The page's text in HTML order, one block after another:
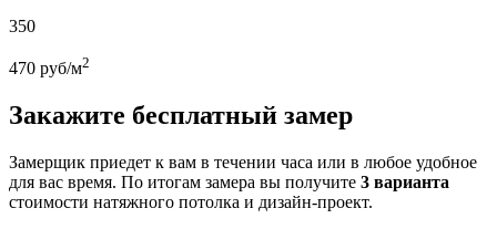
350
470 руб/м2
Закажите бесплатный замер
Замерщик приедет к вам в течении часа или в любое удобное
для вас время. По итогам замера вы получите 3 варианта
стоимости натяжного потолка и дизайн-проект.